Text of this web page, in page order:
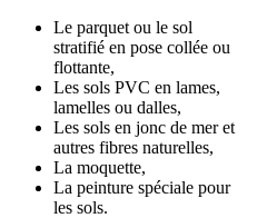
Le parquet ou le sol
stratifié en pose collée ou
flottante,
Les sols PVC en lames,
lamelles ou dalles,
Les sols en jonc de mer et
autres fibres naturelles,
La moquette,
La peinture spéciale pour
les sols.